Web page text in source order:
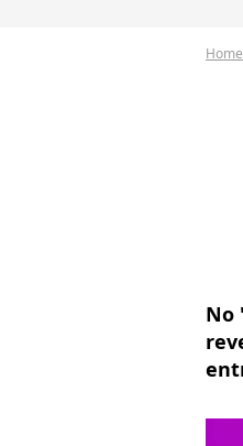
Home
No